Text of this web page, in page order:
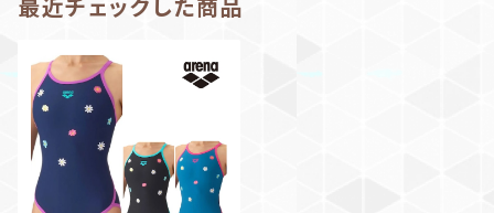
最近チェックした商品